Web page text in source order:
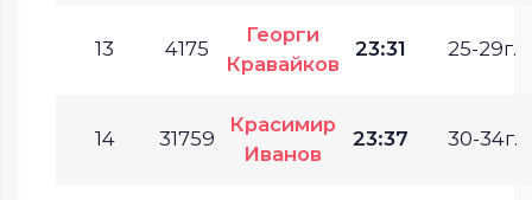
13 4175
Георги
Кравайков
23:31 25-29г.
14 31759
Красимир
Иванов
23:37 30-34г.